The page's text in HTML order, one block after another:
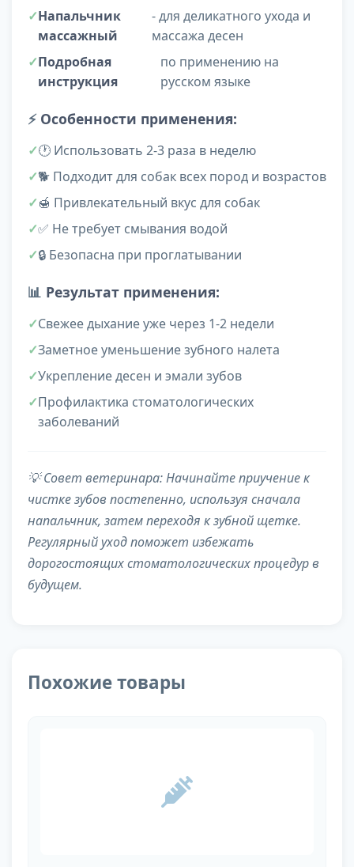
Напальчник
массажный
- для деликатного ухода и
массажа десен
Подробная
инструкция
по применению на
русском языке
⚡ Особенности применения:
🕐 Использовать 2-3 раза в неделю
🐕 Подходит для собак всех пород и возрастов
🍯 Привлекательный вкус для собак
✅ Не требует смывания водой
🔒 Безопасна при проглатывании
📊 Результат применения:
Свежее дыхание уже через 1-2 недели
Заметное уменьшение зубного налета
Укрепление десен и эмали зубов
Профилактика стоматологических
заболеваний
💡Совет ветеринара:Начинайте приучение к
чистке зубов постепенно, используя сначала
напальчник, затем переходя к зубной щетке.
Регулярный уход поможет избежать
дорогостоящих стоматологических процедур в
будущем.
Похожие товары